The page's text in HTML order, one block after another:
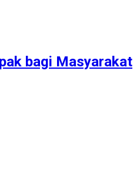
bagi Masyarakat